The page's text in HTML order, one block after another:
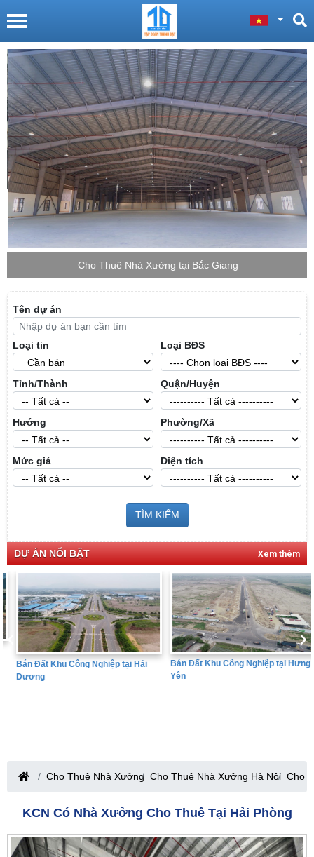
Cho Thuê Nhà Xưởng tại Bắc Giang
Tên dự án
Loại tin Loại BĐS
Tỉnh/Thành Quận/Huyện
Hướng Phường/Xã
Mức giá Diện tích
TÌM KIẾM
DỰ ÁN NỔI BẬT Xem thêm
Bán Đất Khu Công Nghiệp tại Hải
Dương
Bán Đất Khu Công Nghiệp tại Hưng
Yên
Cho Thuê Nhà Xưởng Cho Thuê Nhà Xưởng Hà Nội Cho
KCN Có Nhà Xưởng Cho Thuê Tại Hải Phòng